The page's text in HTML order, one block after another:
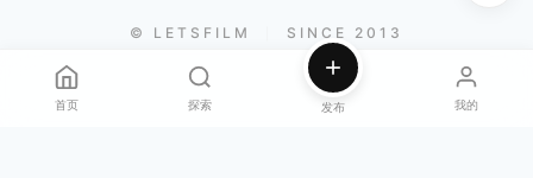
© LETSFILM SINCE 2013
首页 探索 发布 我的